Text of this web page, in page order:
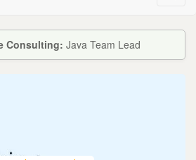
Consulting: Java Team Lead